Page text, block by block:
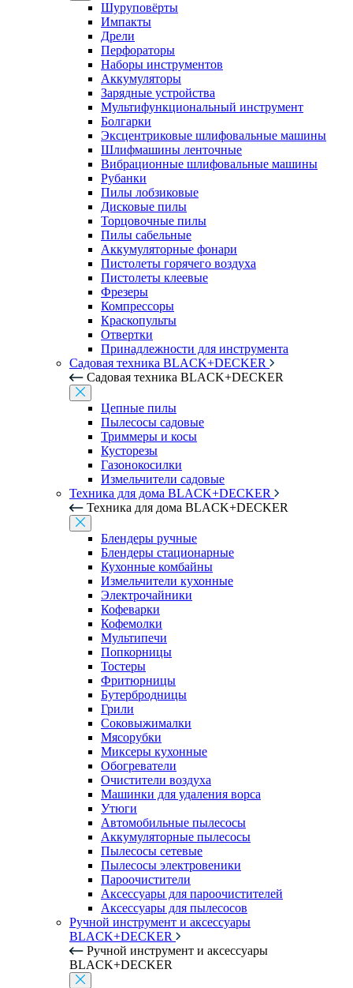
Шуруповёрты
Импакты
Дрели
Перфораторы
Наборы инструментов
Аккумуляторы
Зарядные устройства
Мультифункциональный инструмент
Болгарки
Эксцентриковые шлифовальные машины
Шлифмашины ленточные
Вибрационные шлифовальные машины
Рубанки
Пилы лобзиковые
Дисковые пилы
Торцовочные пилы
Пилы сабельные
Аккумуляторные фонари
Пистолеты горячего воздуха
Пистолеты клеевые
Фрезеры
Компрессоры
Краскопульты
Отвертки
Принадлежности для инструмента
Садовая техника BLACK+DECKER
Садовая техника BLACK+DECKER
Цепные пилы
Пылесосы садовые
Триммеры и косы
Кусторезы
Газонокосилки
Измельчители садовые
Техника для дома BLACK+DECKER
Техника для дома BLACK+DECKER
Блендеры ручные
Блендеры стационарные
Кухонные комбайны
Измельчители кухонные
Электрочайники
Кофеварки
Кофемолки
Мультипечи
Попкорницы
Тостеры
Фритюрницы
Бутербродницы
Грили
Соковыжималки
Мясорубки
Миксеры кухонные
Обогреватели
Очистители воздуха
Машинки для удаления ворса
Утюги
Автомобильные пылесосы
Аккумуляторные пылесосы
Пылесосы сетевые
Пылесосы электровеники
Пароочистители
Аксессуары для пароочистителей
Аксессуары для пылесосов
Ручной инструмент и аксессуары
BLACK+DECKER
Ручной инструмент и аксессуары
BLACK+DECKER